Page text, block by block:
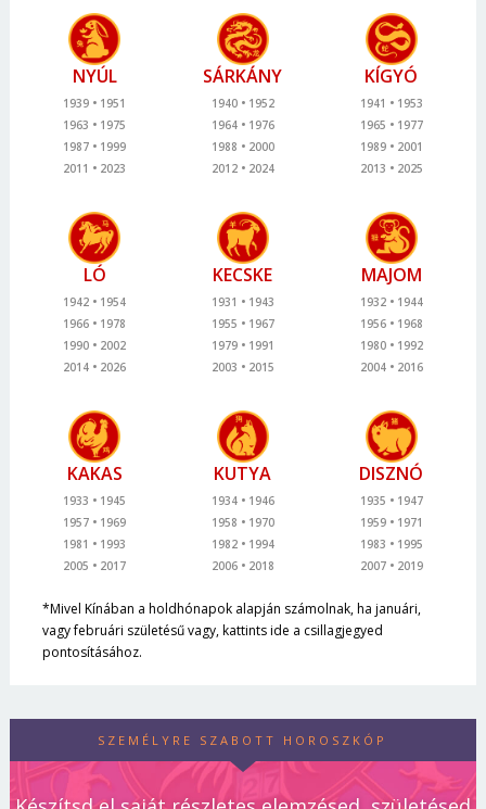
NYÚL
1939
1951
1963
1975
1987
1999
2011
2023
SÁRKÁNY
1940
1952
1964
1976
1988
2000
2012
2024
KÍGYÓ
1941
1953
1965
1977
1989
2001
2013
2025
LÓ
1942
1954
1966
1978
1990
2002
2014
2026
KECSKE
1931
1943
1955
1967
1979
1991
2003
2015
MAJOM
1932
1944
1956
1968
1980
1992
2004
2016
KAKAS
1933
1945
1957
1969
1981
1993
2005
2017
KUTYA
1934
1946
1958
1970
1982
1994
2006
2018
DISZNÓ
1935
1947
1959
1971
1983
1995
2007
2019
*Mivel Kínában a holdhónapok alapján számolnak, ha januári,
vagy februári születésű vagy, kattints ide a csillagjegyed
pontosításához.
SZEMÉLYRE SZABOTT HOROSZKÓP